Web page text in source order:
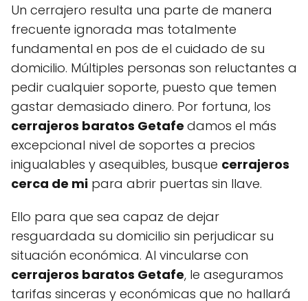
Un cerrajero resulta una parte de manera
frecuente ignorada mas totalmente
fundamental en pos de el cuidado de su
domicilio. Múltiples personas son reluctantes a
pedir cualquier soporte, puesto que temen
gastar demasiado dinero. Por fortuna, los
cerrajeros baratos Getafe damos el más
excepcional nivel de soportes a precios
inigualables y asequibles, busque cerrajeros
cerca de mi para abrir puertas sin llave.
Ello para que sea capaz de dejar
resguardada su domicilio sin perjudicar su
situación económica. Al vincularse con
cerrajeros baratos Getafe, le aseguramos
tarifas sinceras y económicas que no hallará